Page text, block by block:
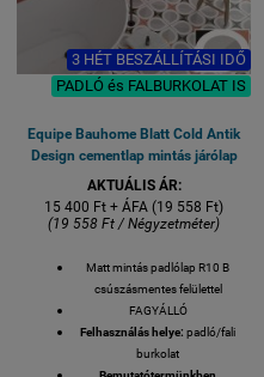
3 HÉT BESZÁLLÍTÁSI IDŐ
PADLÓ és FALBURKOLAT IS
Equipe Bauhome Blatt Cold Antik
Design cementlap mintás járólap
AKTUÁLIS ÁR:
15 400 Ft + ÁFA (19 558 Ft)
(19 558 Ft / Négyzetméter)
Matt mintás padlólap R10 B
csúszásmentes felülettel
FAGYÁLLÓ
Felhasználás helye: padló/fali
burkolat